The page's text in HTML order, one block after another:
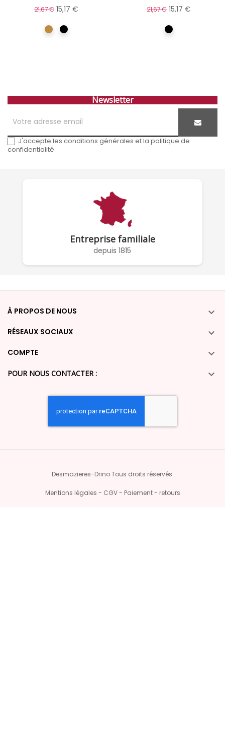
21,67 € 15,17 €
camelNoir
effet...
21,67 € 15,17 €
Noir
Newsletter
J'accepte les conditions générales et la politique de
confidentialité
Entreprise familiale
depuis 1815
À PROPOS DE NOUS 
RÉSEAUX SOCIAUX 
COMPTE 
POUR NOUS CONTACTER : 
Desmazieres-Drino Tous droits réservés.
Mentions légales - CGV - Paiement - retours